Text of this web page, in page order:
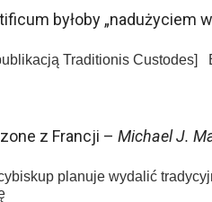
byłoby „nadużyciem
Traditionis Custodes]
z Francji – Michael J.
planuje wydalić